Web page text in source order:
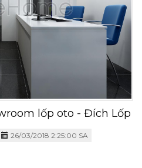
lốp oto - Đích Lốp
26/03/2018 2:25:00 SA